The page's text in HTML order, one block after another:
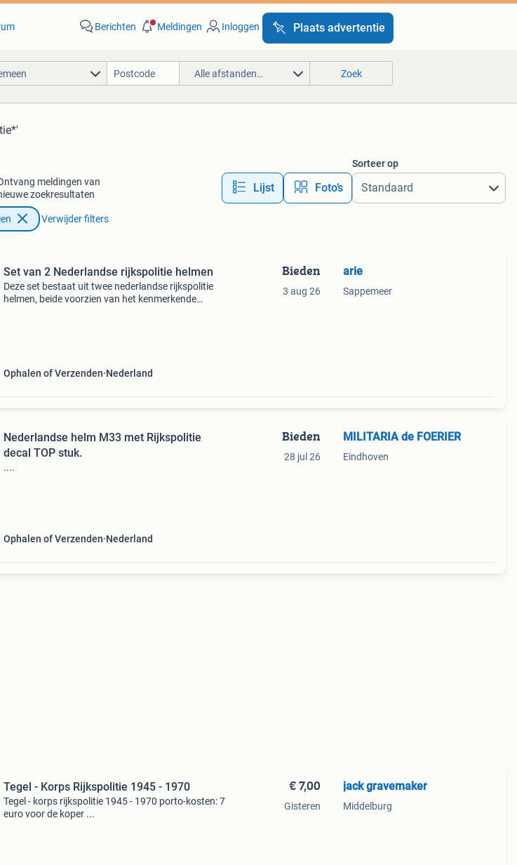
Berichten Meldingen Inloggen Plaats advertentie
Alle afstanden… Zoek
meldingen van
zoekresultaten
Lijst Foto’s
Sorteer op
Verwijder filters
Set van 2 Nederlandse rijkspolitie helmen
Deze set bestaat uit twee nederlandse rijkspolitie
helmen, beide voorzien van het kenmerkende
Ophalen of Verzenden Nederland
Bieden
3 aug 26
arie
Sappemeer
Nederlandse helm M33 met Rijkspolitie
decal TOP stuk.
....
Ophalen of Verzenden Nederland
Bieden
28 jul 26
MILITARIA de FOERIER
Eindhoven
Tegel - Korps Rijkspolitie 1945 - 1970
Tegel - korps rijkspolitie 1945 - 1970 porto-kosten: 7
euro voor de koper ...
€ 7,00
Gisteren
jack gravemaker
Middelburg